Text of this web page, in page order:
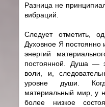
Разница не
вибраций.
Следует отметить,
Духовное Я постоянно
энергий
постоянной. Душа —
воли, и,
уровне души.
материальный мир, у
более низкое